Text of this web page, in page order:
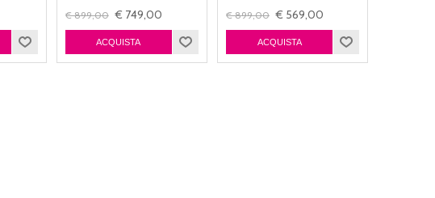
€ 899,00 € 749,00 € 899,00 € 569,00